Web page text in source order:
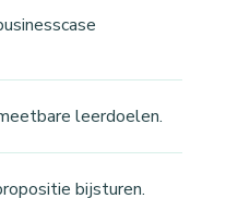
leerdoelen.
bijsturen.